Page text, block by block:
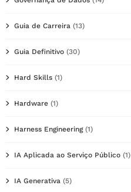
Guia de Carreira (13)
Guia Definitivo (30)
Hard Skills (1)
Hardware (1)
Harness Engineering(1)
IA Aplicada ao Serviço Público (1)
IA Generativa (5)